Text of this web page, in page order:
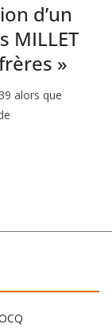
d’un
MILLET
»
alors que